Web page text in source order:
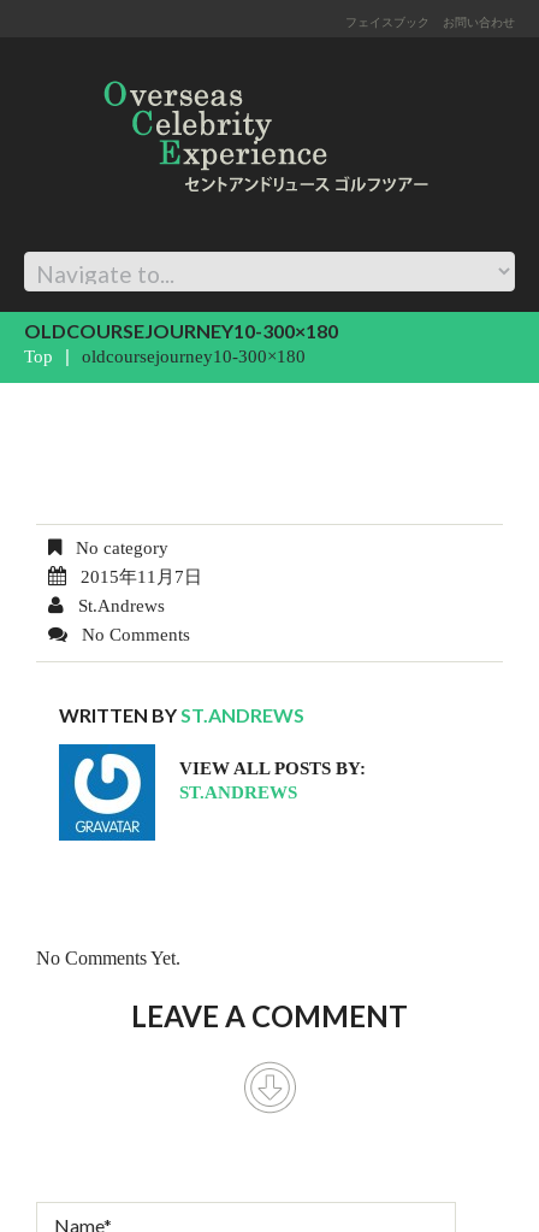
フェイスブック お問い合わせ
OLDCOURSEJOURNEY10-300×180
Top oldcoursejourney10-300×180
No category
2015年11月7日
St.Andrews
No Comments
WRITTEN BYST.ANDREWS
VIEW ALL POSTS BY:
ST.ANDREWS
No Comments Yet.
LEAVE A COMMENT